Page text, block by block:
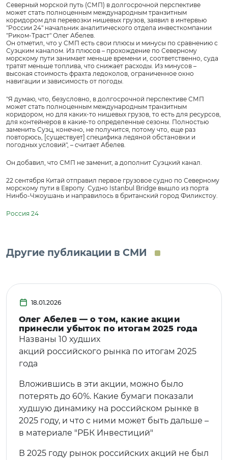
Северный морской путь (СМП) в долгосрочной перспективе
может стать полноценным международным транзитным
коридором для перевозки нишевых грузов, заявил в интервью
"России 24" начальник аналитического отдела инвесткомпании
"Риком-Траст" Олег Абелев.
Он отметил, что у СМП есть свои плюсы и минусы по сравнению с
Суэцким каналом. Из плюсов – прохождение по Северному
морскому пути занимает меньше времени и, соответственно, суда
тратят меньше топлива, что снижает расходы. Из минусов –
высокая стоимость фрахта ледоколов, ограниченное окно
навигации и зависимость от погоды.
"Я думаю, что, безусловно, в долгосрочной перспективе СМП
может стать полноценным международным транзитным
коридором, но для каких-то нишевых грузов, то есть для ресурсов,
для контейнеров в какие-то определенные сезоны. Полностью
заменить Суэц, конечно, не получится, потому что, еще раз
повторюсь, [существует] специфика ледяной обстановки и
погодных условий", – считает Абелев.
Он добавил, что СМП не заменит, а дополнит Суэцкий канал.
22 сентября Китай отправил первое грузовое судно по Северному
морскому пути в Европу. Судно Istanbul Bridge вышло из порта
Нинбо-Чжоушань и направилось в британский город Филикстоу.
Россия 24
Другие публикации в СМИ
18.01.2026
Олег Абелев — о том, какие акции
принесли убыток по итогам 2025 года
Названы 10 худших
акций российского рынка по итогам 2025
года
Вложившись в эти акции, можно было
потерять до 60%. Какие бумаги показали
худшую динамику на российском рынке в
2025 году, и что с ними может быть дальше –
в материале "РБК Инвестиций"
В 2025 году рынок российских акций не был